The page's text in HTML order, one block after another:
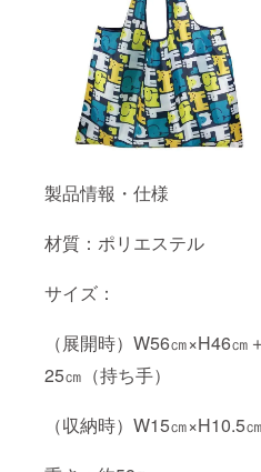
製品情報・仕様
材質：ポリエステル
サイズ：
（展開時）W56㎝×H46㎝
25㎝（持ち手）
（収納時）W15㎝×H10.5㎝